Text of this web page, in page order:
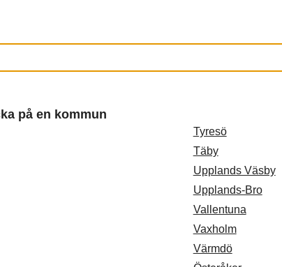
på en kommun
Tyresö
Täby
Upplands Väsby
Upplands-Bro
Vallentuna
Vaxholm
Värmdö